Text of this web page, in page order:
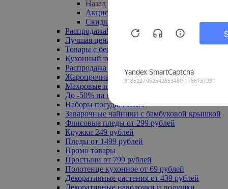
Назад
Акционные товары
Скидка 20% по промокоду
Распродажа! Ульяновск до -70%
Лучшая цена
Товары с бесплатной доставкой
Кухонный текстиль
Распродажа до -50%
Жаропрочная посуда
Махровые полотенца
До -50% на ковры
Наборы посуды FORA
Заварочные чайники с бамбуковой крышкой
Флисовые пледы от 299 рублей
Кружки 249 рублей
Пледы от 1499 рублей
Промо товары
Простыни от 799 рублей
Полотенце кухонное от 69 рублей
Декоративные растения от 439 рублей
Декоративные наволочки и подушки